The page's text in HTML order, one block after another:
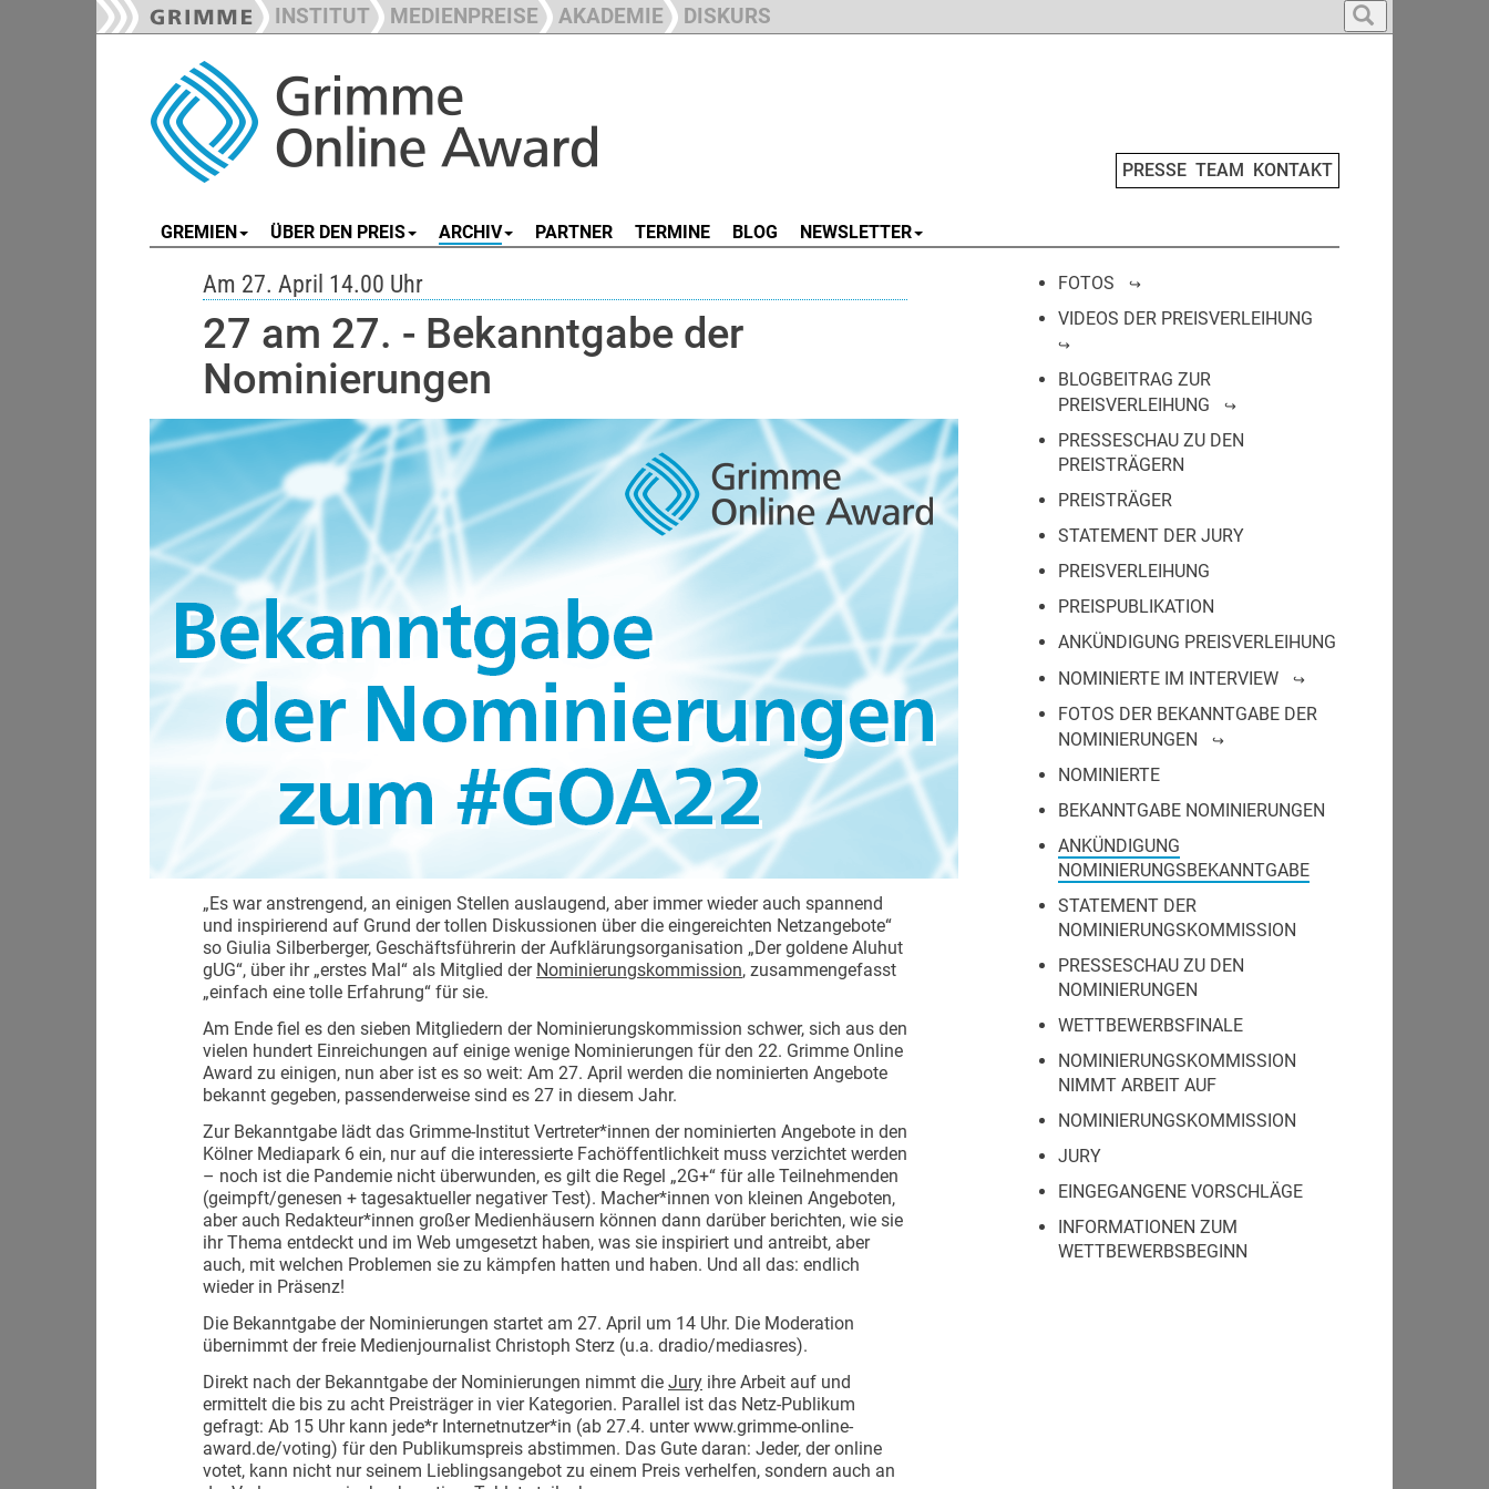
INSTITUT MEDIENPREISE AKADEMIE DISKURS
PRESSE TEAM KONTAKT
GREMIEN ÜBER DEN PREIS ARCHIV PARTNER TERMINE BLOG NEWSLETTER
Am 27. April 14.00 Uhr
27 am 27. - Bekanntgabe der
Nominierungen
„Es war anstrengend, an einigen Stellen auslaugend, aber immer wieder auch spannend
und inspirierend auf Grund der tollen Diskussionen über die eingereichten Netzangebote“
so Giulia Silberberger, Geschäftsführerin der Aufklärungsorganisation „Der goldene Aluhut
gUG“, über ihr „erstes Mal“ als Mitglied der Nominierungskommission, zusammengefasst
„einfach eine tolle Erfahrung“ für sie.
Am Ende fiel es den sieben Mitgliedern der Nominierungskommission schwer, sich aus den
vielen hundert Einreichungen auf einige wenige Nominierungen für den 22. Grimme Online
Award zu einigen, nun aber ist es so weit: Am 27. April werden die nominierten Angebote
bekannt gegeben, passenderweise sind es 27 in diesem Jahr.
Zur Bekanntgabe lädt das Grimme-Institut Vertreter*innen der nominierten Angebote in den
Kölner Mediapark 6 ein, nur auf die interessierte Fachöffentlichkeit muss verzichtet werden
– noch ist die Pandemie nicht überwunden, es gilt die Regel „2G+“ für alle Teilnehmenden
(geimpft/genesen + tagesaktueller negativer Test). Macher*innen von kleinen Angeboten,
aber auch Redakteur*innen großer Medienhäusern können dann darüber berichten, wie sie
ihr Thema entdeckt und im Web umgesetzt haben, was sie inspiriert und antreibt, aber
auch, mit welchen Problemen sie zu kämpfen hatten und haben. Und all das: endlich
wieder in Präsenz!
Die Bekanntgabe der Nominierungen startet am 27. April um 14 Uhr. Die Moderation
übernimmt der freie Medienjournalist Christoph Sterz (u.a. dradio/mediasres).
Direkt nach der Bekanntgabe der Nominierungen nimmt die Jury ihre Arbeit auf und
ermittelt die bis zu acht Preisträger in vier Kategorien. Parallel ist das Netz-Publikum
gefragt: Ab 15 Uhr kann jede*r Internetnutzer*in (ab 27.4. unter www.grimme-online-
award.de/voting) für den Publikumspreis abstimmen. Das Gute daran: Jeder, der online
votet, kann nicht nur seinem Lieblingsangebot zu einem Preis verhelfen, sondern auch an
FOTOS
VIDEOS DER PREISVERLEIHUNG
BLOGBEITRAG ZUR
PREISVERLEIHUNG
PRESSESCHAU ZU DEN
PREISTRÄGERN
PREISTRÄGER
STATEMENT DER JURY
PREISVERLEIHUNG
PREISPUBLIKATION
ANKÜNDIGUNG PREISVERLEIHUNG
NOMINIERTE IM INTERVIEW
FOTOS DER BEKANNTGABE DER
NOMINIERUNGEN
NOMINIERTE
BEKANNTGABE NOMINIERUNGEN
ANKÜNDIGUNG
NOMINIERUNGSBEKANNTGABE
STATEMENT DER
NOMINIERUNGSKOMMISSION
PRESSESCHAU ZU DEN
NOMINIERUNGEN
WETTBEWERBSFINALE
NOMINIERUNGSKOMMISSION
NIMMT ARBEIT AUF
NOMINIERUNGSKOMMISSION
JURY
EINGEGANGENE VORSCHLÄGE
INFORMATIONEN ZUM
WETTBEWERBSBEGINN